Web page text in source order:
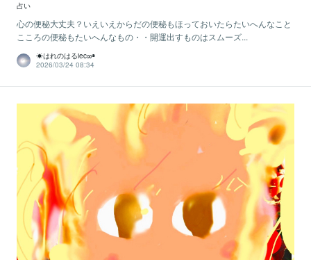
占い
心の便秘大丈夫？いえいえからだの便秘もほっておいたらたいへんなこと
こころの便秘もたいへんなもの・・開運出すものはスムーズ...
☀はれのはるiec∞◉
2026/03/24 08:34